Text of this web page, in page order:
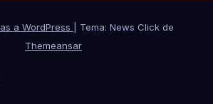
a WordPress
Tema: News Click de
Themeansar